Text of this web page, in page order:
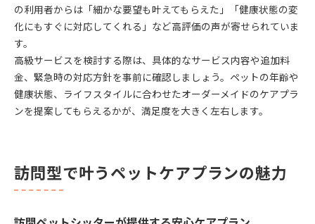
の利用者からは「細かな要望も叶えてもらえた」「健康状態の変
化にもすぐに対応してくれる」など高評価の声が寄せられていま
す。
高級サービスを検討する際は、具体的なサービス内容や追加料
金、緊急時の対応方針を事前に確認しましょう。ペットの年齢や
健康状態、ライフスタイルに合わせたオーダーメイドのケアプラ
ンを提案してもらえるかが、満足度を大きく左右します。
訪問型で叶うペットケアプランの魅力